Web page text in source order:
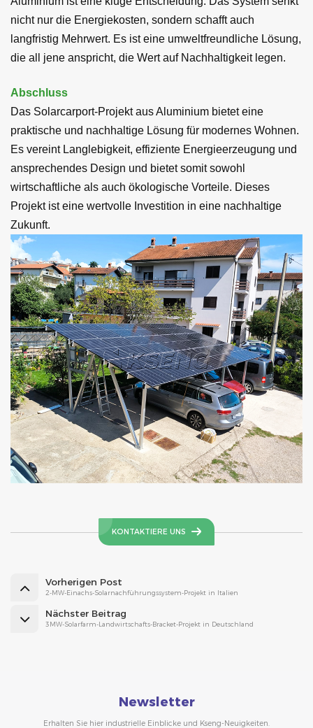
nicht nur die Energiekosten, sondern schafft auch
langfristig Mehrwert. Es ist eine umweltfreundliche Lösung,
die all jene anspricht, die Wert auf Nachhaltigkeit legen.
Abschluss
Das Solarcarport-Projekt aus Aluminium bietet eine
praktische und nachhaltige Lösung für modernes Wohnen.
Es vereint Langlebigkeit, effiziente Energieerzeugung und
ansprechendes Design und bietet somit sowohl
wirtschaftliche als auch ökologische Vorteile. Dieses
Projekt ist eine wertvolle Investition in eine nachhaltige
Zukunft.
KONTAKTIERE UNS
Vorherigen Post
2-MW-Einachs-Solarnachführungssystem-Projekt in Italien
Nächster Beitrag
3MW-Solarfarm-Landwirtschafts-Bracket-Projekt in Deutschland
Newsletter
Erhalten Sie hier industrielle Einblicke und Kseng-Neuigkeiten.